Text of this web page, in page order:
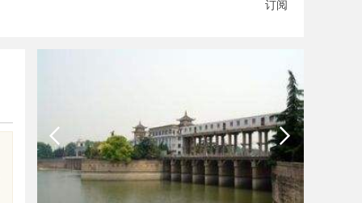
订阅